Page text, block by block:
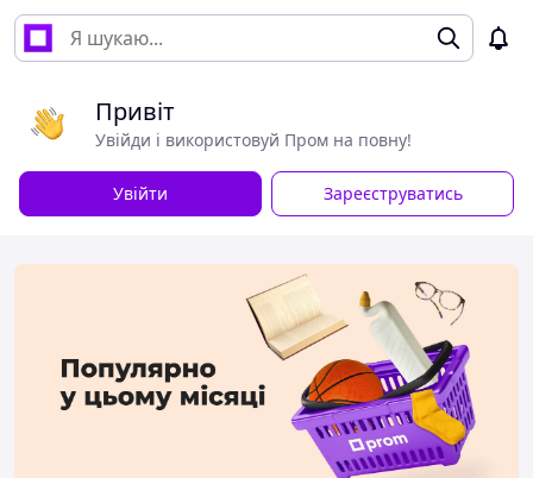
Привіт
Увійди і використовуй Пром на повну!
Увійти Зареєструватись